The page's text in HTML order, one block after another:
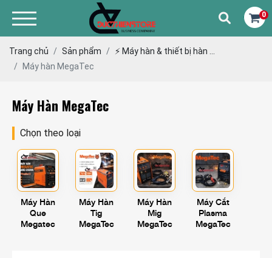
0
Trang chủ Sản phẩm
⚡️ Máy hàn & thiết bị hàn ...
Máy hàn MegaTec
Máy Hàn MegaTec
Chọn theo loại
Máy Hàn
Que
Megatec
Máy Hàn
Tig
MegaTec
Máy Hàn
Mig
MegaTec
Máy Cắt
Plasma
MegaTec